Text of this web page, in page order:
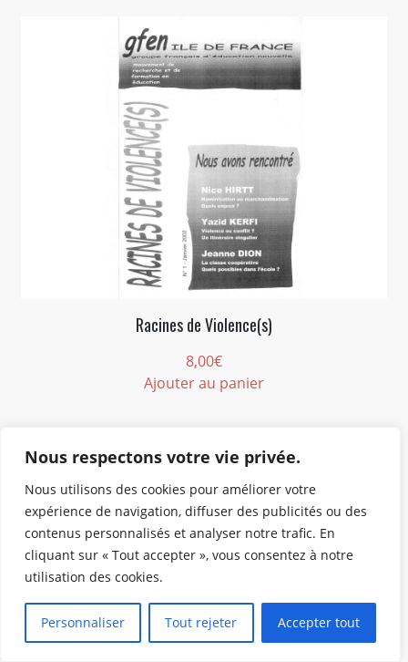
Nous respectons votre vie privée.
Nous utilisons des cookies pour améliorer votre
expérience de navigation, diffuser des publicités ou des
contenus personnalisés et analyser notre trafic. En
cliquant sur « Tout accepter », vous consentez à notre
utilisation des cookies.
Personnaliser Tout rejeter Accepter tout
Racines de Violence(s)
8,00€
Ajouter au panier